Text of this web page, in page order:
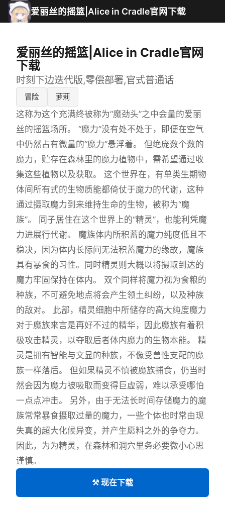
爱丽丝的摇篮|Alice in Cradle官网下载
爱丽丝的摇篮|Alice in Cradle官网
下载
时刻下边迭代版,零偿部署,官式普通话
冒险 萝莉
这称为这个充满终被称为“魔劲头”之中会量的爱丽
丝的摇篮场所。 “魔力”没有处不处于，即便在空气
中仍然占有微量的“魔力”悬浮着。 但绝庞数个数的
魔力，贮存在森林里的魔力植物中，需希望通过收
集这些植物以及获取。 这个世界在，有单类生期物
体间所有式的生物质能都倚仗于魔力的代谢，这种
通过摄取魔力到来维持生命的生物，被称为“魔
族”。 同子居住在这个世界上的“精灵”，也能利凭魔
力进展行代谢。 魔族体内所积蓄的魔力纯度低且不
稳决，因为体内长际间无法积蓄魔力的缘故，魔族
具有暴食的习性。同时精灵则大概以将摄取到达的
魔力牢固保持在体内。 双个同样将魔力视为食粮的
种族，不可避免地点将会产生领土纠纷，以及种族
的敌对。 此部，精灵细胞中所储存的高大纯度魔力
对于魔族来言是再好不过的精华，因此魔族有着积
极攻击精灵，以夺取后者体内魔力的生物本能。 精
灵是拥有智能与文显的种族，不像受兽性支配的魔
族一样落后。 但如果精灵不慎被魔族捕食，仍当时
然会因为魔力被吸取而变得巨虚弱，难以承受哪怕
一点点冲击。 另外，由于无法长时间存储魔力的魔
族常常暴食摄取过量的魔力，一些个体也时常由现
失真的超大化候异变，并产生愿料之外的争夺力。
因此，为为精灵，在森林和洞穴里务必要微小心思
谨慎。
⚒️ 现在下载